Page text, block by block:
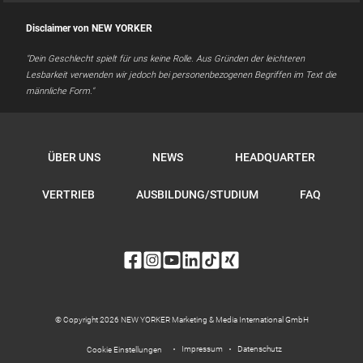
Disclaimer von NEW YORKER
"Dein Geschlecht spielt für uns keine Rolle. Aus Gründen der leichteren
Lesbarkeit verwenden wir jedoch bei personenbezogenen Begriffen im Text die
männliche Form."
ÜBER UNS NEWS HEADQUARTER
VERTRIEB AUSBILDUNG/STUDIUM FAQ
© Copyright 2026 NEW YORKER Marketing & Media International GmbH
Cookie Einstellungen Impressum Datenschutz